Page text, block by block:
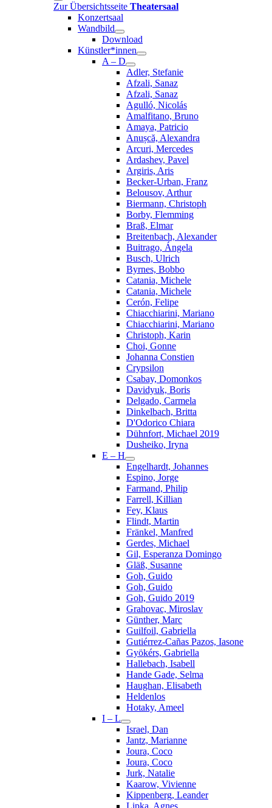
Zur Übersichtsseite Theatersaal
Konzertsaal
Wandbild
Download
Künstler*innen
A – D
Adler, Stefanie
Afzali, Sanaz
Afzali, Sanaz
Agulló, Nicolás
Amalfitano, Bruno
Amaya, Patricio
Anușcă, Alexandra
Arcuri, Mercedes
Ardashev, Pavel
Argiris, Aris
Becker-Urban, Franz
Belousov, Arthur
Biermann, Christoph
Borby, Flemming
Braß, Elmar
Breitenbach, Alexander
Buitrago, Ángela
Busch, Ulrich
Byrnes, Bobbo
Catania, Michele
Catania, Michele
Cerón, Felipe
Chiacchiarini, Mariano
Chiacchiarini, Mariano
Christoph, Karin
Choi, Gonne
Johanna Constien
Crypsilon
Csabay, Domonkos
Davidyuk, Boris
Delgado, Carmela
Dinkelbach, Britta
D'Odorico Chiara
Dühnfort, Michael 2019
Dusheiko, Iryna
E – H
Engelhardt, Johannes
Espino, Jorge
Farmand, Philip
Farrell, Killian
Fey, Klaus
Flindt, Martin
Fränkel, Manfred
Gerdes, Michael
Gil, Esperanza Domingo
Gläß, Susanne
Goh, Guido
Goh, Guido
Goh, Guido 2019
Grahovac, Miroslav
Günther, Marc
Guilfoil, Gabriella
Gutiérrez-Cañas Pazos, Iasone
Gyökérs, Gabriella
Hallebach, Isabell
Hande Gade, Selma
Haughan, Elisabeth
Heldenlos
Hotaky, Ameel
I – L
Israel, Dan
Jantz, Marianne
Joura, Coco
Joura, Coco
Jurk, Natalie
Kaarow, Vivienne
Kippenberg, Leander
Lipka, Agnes